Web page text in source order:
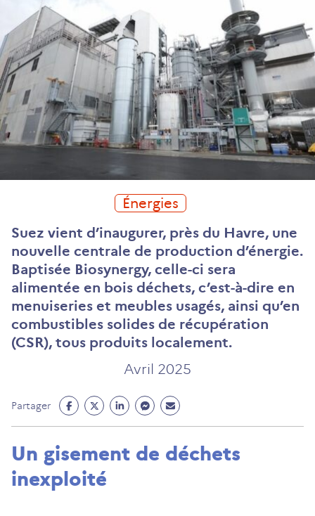
Énergies
Suez vient d’inaugurer, près du Havre, une
nouvelle centrale de production d’énergie.
Baptisée Biosynergy, celle-ci sera
alimentée en bois déchets, c’est-à-dire en
menuiseries et meubles usagés, ainsi qu’en
combustibles solides de récupération
(CSR), tous produits localement.
Avril 2025
Partager
Partage
Facebook
un
nouvel
Partage
Twitter
un
nouvel
Partage
Linkedin
un
Partage
Messenger
un
Partage
Mail
un
Un gisement de déchets
inexploité